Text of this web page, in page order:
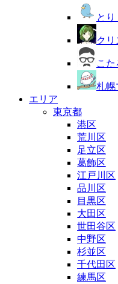
と
ク
こ
札幌
エリア
東京都
港区
荒川区
足立区
葛飾区
江戸川区
品川区
目黒区
大田区
世田谷区
中野区
杉並区
千代田区
練馬区